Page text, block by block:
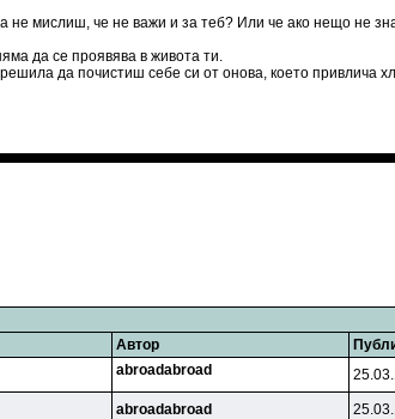
не мислиш, че не важи и за теб? Или че ако нещо не
да се проявява в живота ти.
да почистиш себе си от онова, което привлича
Автор
abroadabroad
abroadabroad